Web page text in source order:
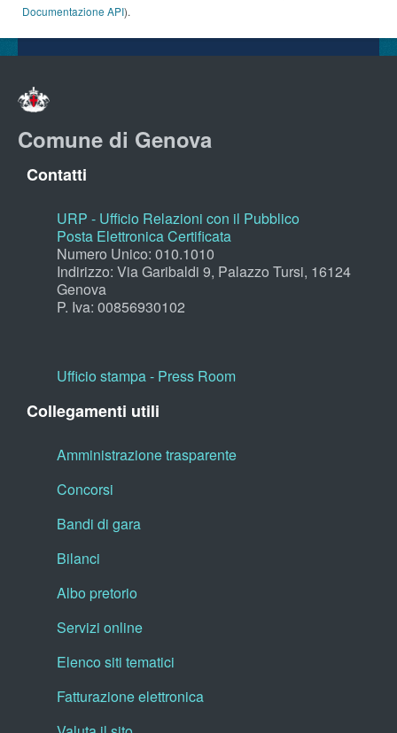
Documentazione API).
Comune di Genova
Contatti
URP - Ufficio Relazioni con il Pubblico
Posta Elettronica Certificata
Numero Unico: 010.1010
Indirizzo: Via Garibaldi 9, Palazzo Tursi, 16124
Genova
P. Iva: 00856930102
Ufficio stampa - Press Room
Collegamenti utili
Amministrazione trasparente
Concorsi
Bandi di gara
Bilanci
Albo pretorio
Servizi online
Elenco siti tematici
Fatturazione elettronica